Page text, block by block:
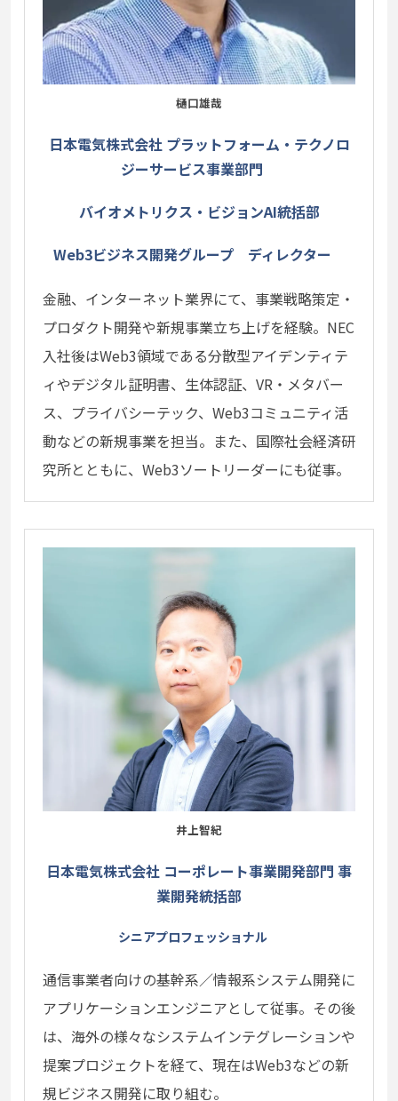
日本電気株式会社 プラットフォーム・テクノロ
ジーサービス事業部門
バイオメトリクス・ビジョンAI統括部
Web3ビジネス開発グループ ディレクター
金融、インターネット業界にて、事業戦略策定・
プロダクト開発や新規事業立ち上げを経験。NEC
入社後はWeb3領域である分散型アイデンティテ
ィやデジタル証明書、生体認証、VR・メタバー
ス、プライバシーテック、Web3コミュニティ活
動などの新規事業を担当。また、国際社会経済研
究所とともに、Web3ソートリーダーにも従事。
樋口雄哉
日本電気株式会社 コーポレート事業開発部門 事
業開発統括部
シニアプロフェッショナル
通信事業者向けの基幹系／情報系システム開発に
アプリケーションエンジニアとして従事。その後
は、海外の様々なシステムインテグレーションや
提案プロジェクトを経て、現在はWeb3などの新
規ビジネス開発に取り組む。
井上智紀